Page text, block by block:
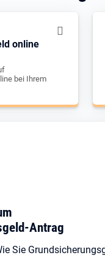
online
bei Ihrem
Antrag
Sie